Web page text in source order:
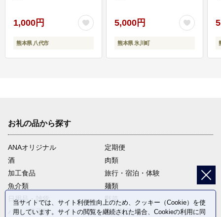
1,000円
熊本県 八代市
5,000円
熊本県 氷川町
お礼の品から探す
ANAオリジナル
定期便
酒
肉類
加工食品
旅行・宿泊・体験
魚介類
麺類
日用品・雑貨
野菜
パン・菓子類
電化製品
当サイトでは、サイト利便性向上のため、クッキー（Cookie）を使
用しています。サイトの閲覧を継続された場合、Cookieの利用に同